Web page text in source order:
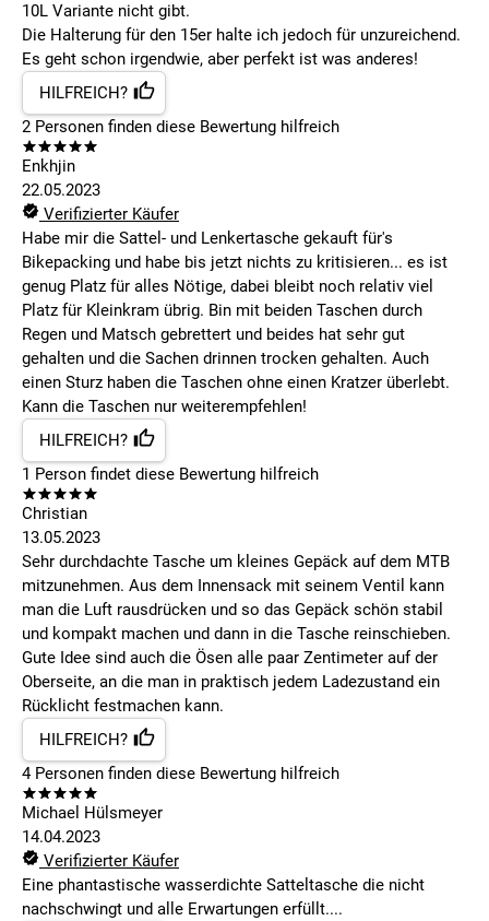
10L Variante nicht gibt.
Die Halterung für den 15er halte ich jedoch für unzureichend.
Es geht schon irgendwie, aber perfekt ist was anderes!
HILFREICH?
2 Personen finden diese Bewertung hilfreich
Enkhjin
22.05.2023
Verifizierter Käufer
Habe mir die Sattel- und Lenkertasche gekauft für's
Bikepacking und habe bis jetzt nichts zu kritisieren... es ist
genug Platz für alles Nötige, dabei bleibt noch relativ viel
Platz für Kleinkram übrig. Bin mit beiden Taschen durch
Regen und Matsch gebrettert und beides hat sehr gut
gehalten und die Sachen drinnen trocken gehalten. Auch
einen Sturz haben die Taschen ohne einen Kratzer überlebt.
Kann die Taschen nur weiterempfehlen!
HILFREICH?
1 Person findet diese Bewertung hilfreich
Christian
13.05.2023
Sehr durchdachte Tasche um kleines Gepäck auf dem MTB
mitzunehmen. Aus dem Innensack mit seinem Ventil kann
man die Luft rausdrücken und so das Gepäck schön stabil
und kompakt machen und dann in die Tasche reinschieben.
Gute Idee sind auch die Ösen alle paar Zentimeter auf der
Oberseite, an die man in praktisch jedem Ladezustand ein
Rücklicht festmachen kann.
HILFREICH?
4Personen finden diese Bewertung hilfreich
Michael Hülsmeyer
14.04.2023
Verifizierter Käufer
Eine phantastische wasserdichte Satteltasche die nicht
nachschwingt und alle Erwartungen erfüllt....